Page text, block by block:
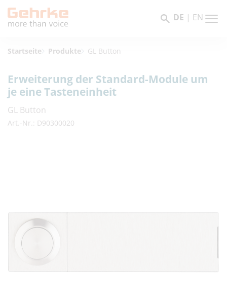
DE | EN
Startseite Produkte GL Button
Erweiterung der Standard-Module um
je eine Tasteneinheit
GL Button
Art.-Nr.: D90300020